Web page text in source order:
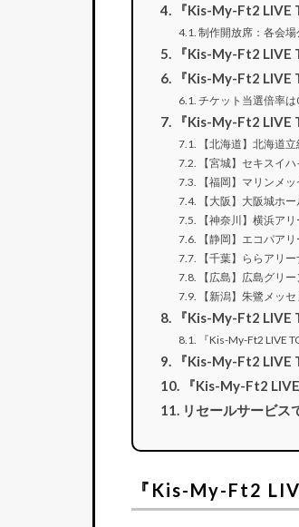
『Kis-My-Ft2 LIVE
制作開放席：各会場
『Kis-My-Ft2 LIVE
『Kis-My-Ft2 LIVE
チケット当選倍率は
『Kis-My-Ft2 LIVE
【北海道】北海道
【宮城】セキスイ
【福岡】マリンメ
【大阪】大阪城ホ
【神奈川】横浜ア
【静岡】エコパア
【千葉】ららアリ
【広島】広島グリ
【新潟】朱鷺メッ
『Kis-My-Ft2 LIVE
『Kis-My-Ft2 LIVE
『Kis-My-Ft2
『Kis-My-Ft2
リセールサービス
『Kis-My-Ft2